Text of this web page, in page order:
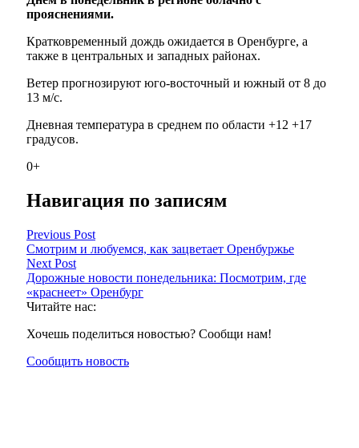
прояснениями.
Кратковременный дождь ожидается в Оренбурге, а
также в центральных и западных районах.
Ветер прогнозируют юго-восточный и южный от 8 до
13 м/с.
Дневная температура в среднем по области +12 +17
градусов.
0+
Навигация по записям
Previous Post
Смотрим и любуемся, как зацветает Оренбуржье
Next Post
Дорожные новости понедельника: Посмотрим, где
«краснеет» Оренбург
Читайте нас:
Хочешь поделиться новостью? Сообщи нам!
Сообщить новость